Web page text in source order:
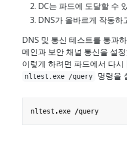
DC는 파드에 도달할 수
DNS가 올바르게 작동하
DNS 및 통신 테스트를 통과
메인과 보안 채널 통신을 설
이렇게 하려면 파드에서 다시
nltest.exe /query 명령을
nltest .exe /query